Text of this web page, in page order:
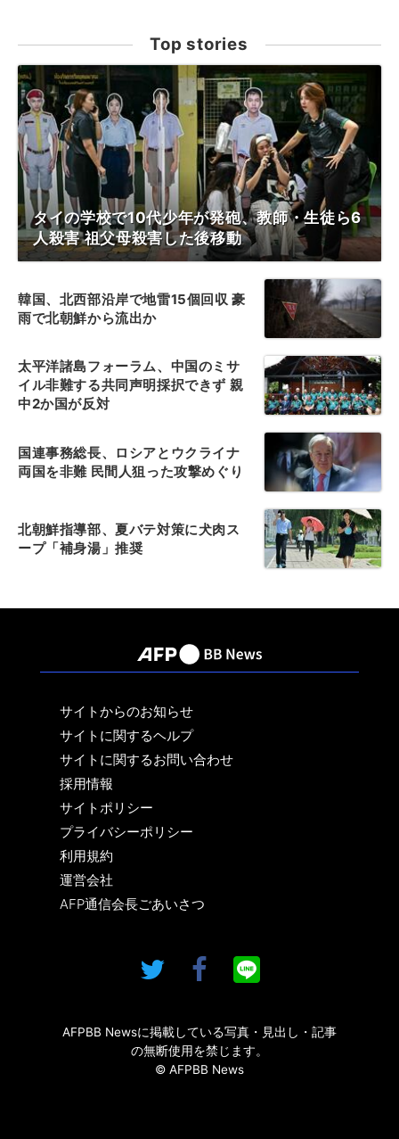
Top stories
タイの学校で10代少年が発砲、教師・生徒ら6
人殺害 祖父母殺害した後移動
韓国、北西部沿岸で地雷15個回収 豪
雨で北朝鮮から流出か
太平洋諸島フォーラム、中国のミサ
イル非難する共同声明採択できず 親
中2か国が反対
国連事務総長、ロシアとウクライナ
両国を非難 民間人狙った攻撃めぐり
北朝鮮指導部、夏バテ対策に犬肉ス
ープ「補身湯」推奨
サイトからのお知らせ
サイトに関するヘルプ
サイトに関するお問い合わせ
採用情報
サイトポリシー
プライバシーポリシー
利用規約
運営会社
AFP通信会長ごあいさつ
AFPBB Newsに掲載している写真・見出し・記事
の無断使用を禁じます。
© AFPBB News